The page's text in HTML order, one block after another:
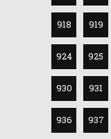
918 919
924 925
930 931
936 937